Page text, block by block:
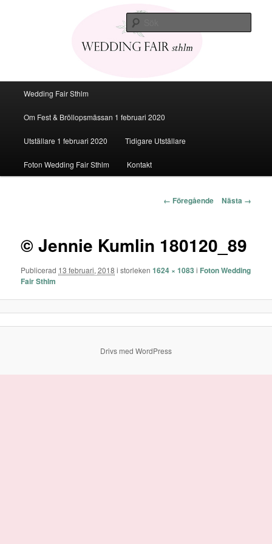
Bröllopsmässa Stockholm 2020
Hoppa
till
huvudinnehåll
Wedding Fair Sthlm
Om Fest & Bröllopsmässan 1 februari 2020
Utställare 1 februari 2020 Tidigare Utställare
Foton Wedding Fair Sthlm Kontakt
Bildnavigering
← Föregående Nästa →
© Jennie Kumlin 180120_89
Publicerad 13 februari, 2018 i storleken1624 × 1083 i Foton Wedding
Fair Sthlm
Drivs med WordPress